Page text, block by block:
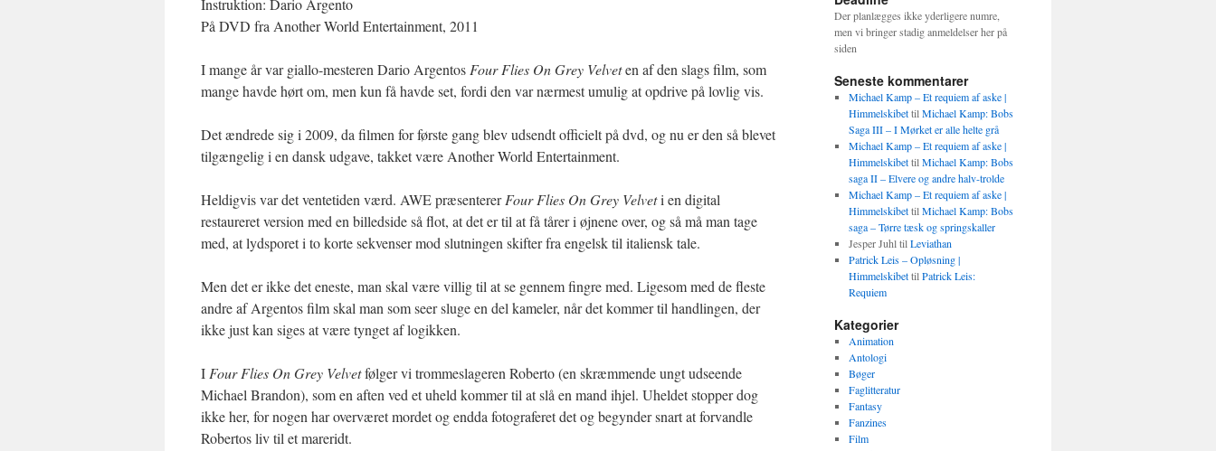
Instruktion: Dario Argento
På DVD fra Another World Entertainment, 2011
I mange år var giallo-mesteren Dario Argentos Four Flies On Grey Velveten af den slags film, som
mange havde hørt om, men kun få havde set, fordi den var nærmest umulig at opdrive på lovlig vis.
Det ændrede sig i 2009, da filmen for første gang blev udsendt officielt på dvd, og nu er den så blevet
tilgængelig i en dansk udgave, takket være Another World Entertainment.
Heldigvis var det ventetiden værd. AWE præsentererFour Flies On Grey Velveti en digital
restaureret version med en billedside så flot, at det er til at få tårer i øjnene over, og så må man tage
med, at lydsporet i to korte sekvenser mod slutningen skifter fra engelsk til italiensk tale.
Men det er ikke det eneste, man skal være villig til at se gennem fingre med. Ligesom med de fleste
andre af Argentos film skal man som seer sluge en del kameler, når det kommer til handlingen, der
ikke just kan siges at være tynget af logikken.
I Four Flies On Grey Velvetfølger vi trommeslageren Roberto (en skræmmende ungt udseende
Michael Brandon), som en aften ved et uheld kommer til at slå en mand ihjel. Uheldet stopper dog
ikke her, for nogen har overværet mordet og endda fotograferet det og begynder snart at forvandle
Robertos liv til et mareridt.
Der planlægges ikke yderligere numre,
men vi bringer stadig anmeldelser her på
siden
Seneste kommentarer
Michael Kamp – Et requiem af aske |
HimmelskibettilMichael Kamp: Bobs
Saga III – I Mørket er alle helte grå
Michael Kamp – Et requiem af aske |
HimmelskibettilMichael Kamp: Bobs
saga II – Elvere og andre halv-trolde
Michael Kamp – Et requiem af aske |
HimmelskibettilMichael Kamp: Bobs
saga – Tørre tæsk og springskaller
Jesper JuhltilLeviathan
Patrick Leis – Opløsning |
HimmelskibettilPatrick Leis:
Requiem
Kategorier
Animation
Antologi
Bøger
Faglitteratur
Fantasy
Fanzines
Film